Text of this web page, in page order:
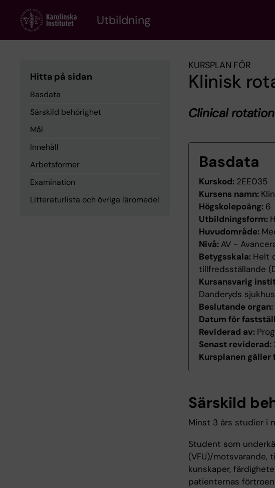
content
Utbildning
Hitta på sidan
Basdata
Särskild behörighet
Mål
Innehåll
Arbetsformer
Examination
Litteraturlista och övriga läromedel
KURSPLAN FÖR
Klinisk
Clinical
Basdata
Kurskod: 2EE035
Kursens namn:
Högskolepoäng: 6
Utbildningsform:
Huvudområde:
Nivå: AV -
Betygsskala: Helt
tillfredsställande
Kursansvarig
Danderyds sjukhus
Beslutande organ:
Datum för
Reviderad av:
Senast reviderad:
Kursplanen gäller
Särskild
Minst 3 års studier i
Student som
(VFU)/motsvarande,
kunskaper,
patienternas